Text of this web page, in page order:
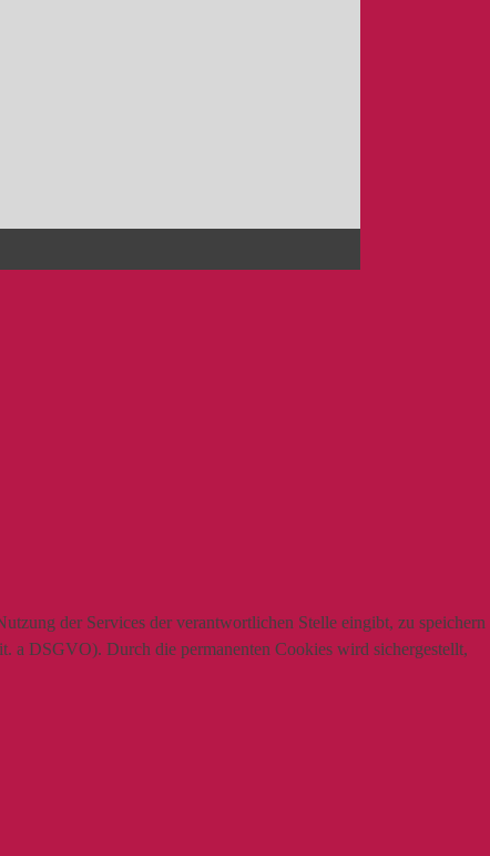
der Services der verantwortlichen Stelle eingibt, zu speichern
a DSGVO). Durch die permanenten Cookies wird sichergestellt,